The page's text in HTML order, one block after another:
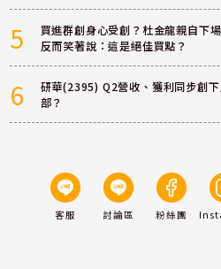
5
買進群創身心受創？杜金龍親自下
反而笑著說：這是絕佳買點？
6
研華(2395) Q2營收、獲利同步創
部？
客服 討論區 粉絲團